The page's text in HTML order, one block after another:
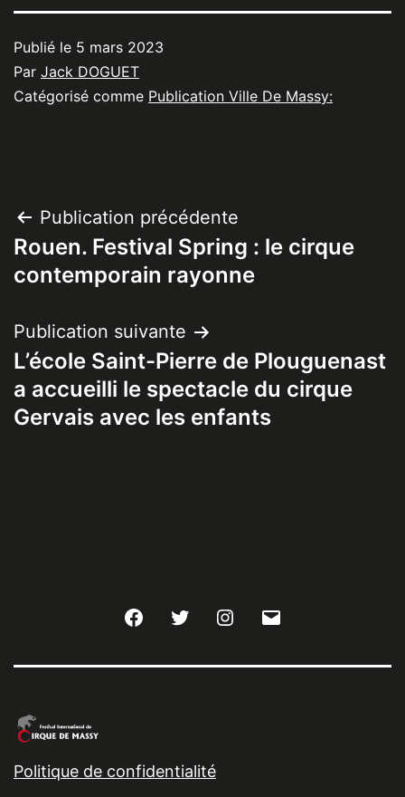
Publié le 5 mars 2023
Par Jack DOGUET
Catégorisé comme Publication Ville De Massy:
Navigation
de
Publication précédente
Rouen. Festival Spring : le cirque
contemporain rayonne
Publication suivante
L’école Saint-Pierre de Plouguenast
a accueilli le spectacle du cirque
Gervais avec les enfants
FacebookTwitter Instagram
Politique de confidentialité